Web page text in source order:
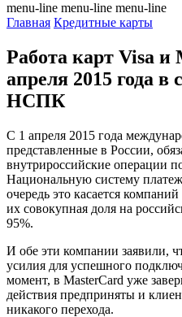
menu-line menu-line menu-line
Главная Кредитные карты
Работа карт Visa и
апреля 2015 года в
НСПК
С 1 апреля 2015 года
представленные в России,
внутрироссийские операции
Национальную систему
очередь это касается
их совокупная доля на
95%.
И обе эти компании заявили,
усилия для успешного
момент, в MasterCard уже
действия предприняты и
никакого перехода.